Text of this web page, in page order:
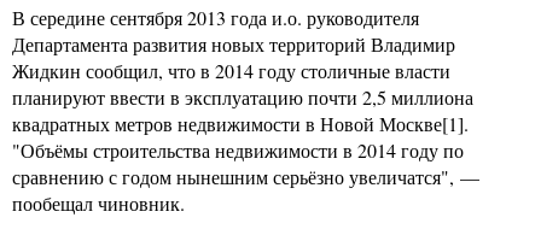
В середине сентября 2013 года и.о. руководителя
Департамента развития новых территорий Владимир
Жидкин сообщил, что в 2014 году столичные власти
планируют ввести в эксплуатацию почти 2,5 миллиона
квадратных метров недвижимости в Новой Москве[1].
"Объёмы строительства недвижимости в 2014 году по
сравнению с годом нынешним серьёзно увеличатся", —
пообещал чиновник.